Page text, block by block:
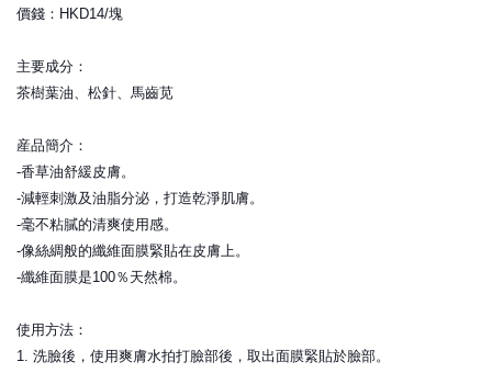
價錢：HKD14/塊
主要成分：
茶樹葉油、松針、馬齒苋
産品簡介：
-香草油舒緩皮膚。
-減輕刺激及油脂分泌，打造乾淨肌膚。
-毫不粘膩的清爽使用感。
-像絲綢般的纖維面膜緊貼在皮膚上。
-纖維面膜是100％天然棉。
使用方法：
1. 洗臉後，使用爽膚水拍打臉部後，取出面膜緊貼於臉部。